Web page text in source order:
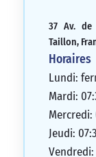
37 Av. de
Taillon,
Horaires
Lundi:
Mardi:
Mercredi:
Jeudi:
Vendredi: